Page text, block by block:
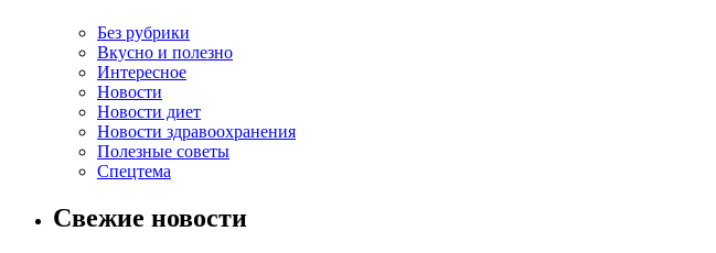
Без рубрики
Вкусно и полезно
Интересное
Новости
Новости диет
Новости здравоохранения
Полезные советы
Спецтема
Свежие новости